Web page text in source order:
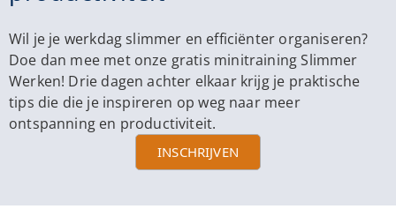
Wil je je werkdag slimmer en efficiënter organiseren?
Doe dan mee met onze gratis minitraining Slimmer
Werken! Drie dagen achter elkaar krijg je praktische
tips die die je inspireren op weg naar meer
ontspanning en productiviteit.
INSCHRIJVEN